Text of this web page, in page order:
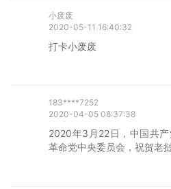
小废废
2020-05-11 16:40:32
打卡小废废
183****7252
2020-04-05 08:37:38
2020年3月22日，中国共
革命党中央委员会，祝贺老